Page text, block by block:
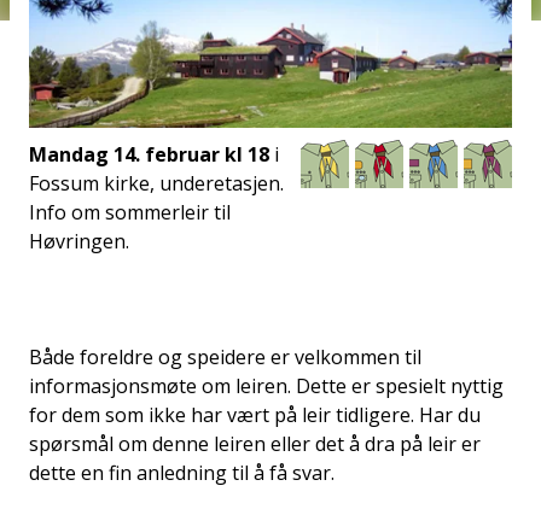
Mandag 14. februar kl 18 i
Fossum kirke, underetasjen.
Info om sommerleir til
Høvringen.
Både foreldre og speidere er velkommen til
informasjonsmøte om leiren. Dette er spesielt nyttig
for dem som ikke har vært på leir tidligere. Har du
spørsmål om denne leiren eller det å dra på leir er
dette en fin anledning til å få svar.